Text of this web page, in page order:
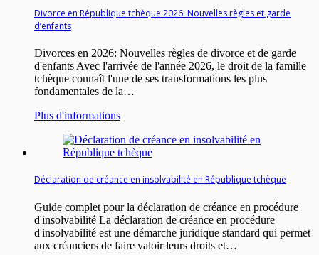
Divorce en République tchèque 2026: Nouvelles règles et garde
d’enfants
Divorces en 2026: Nouvelles règles de divorce et de garde
d'enfants Avec l'arrivée de l'année 2026, le droit de la famille
tchèque connaît l'une de ses transformations les plus
fondamentales de la…
Plus d'informations
Déclaration de créance en insolvabilité en République tchèque
Guide complet pour la déclaration de créance en procédure
d'insolvabilité La déclaration de créance en procédure
d'insolvabilité est une démarche juridique standard qui permet
aux créanciers de faire valoir leurs droits et…